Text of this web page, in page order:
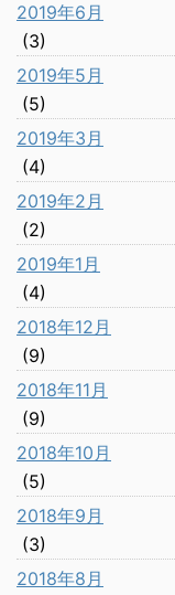
2019年6月
(3)
2019年5月
(5)
2019年3月
(4)
2019年2月
(2)
2019年1月
(4)
2018年12月
(9)
2018年11月
(9)
2018年10月
(5)
2018年9月
(3)
2018年8月